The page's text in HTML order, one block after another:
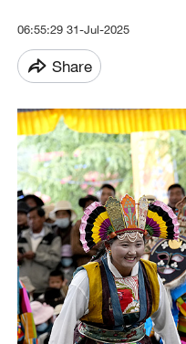
06:55:29 31-Jul-2025
Share